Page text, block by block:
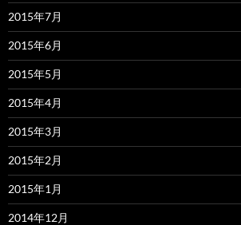
2015年7月
2015年6月
2015年5月
2015年4月
2015年3月
2015年2月
2015年1月
2014年12月